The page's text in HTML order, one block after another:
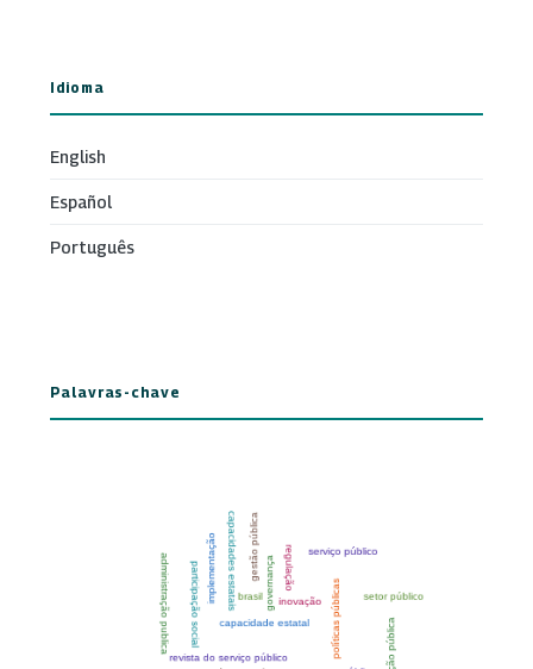
Idioma
English
Español
Português
Palavras-chave